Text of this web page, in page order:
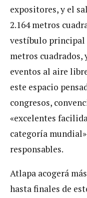
expositores, y el
2.164 metros
vestíbulo principal
metros cuadrados,
eventos al aire
este espacio
congresos,
«excelentes
categoría
responsables.
Atlapa acogerá
hasta finales de